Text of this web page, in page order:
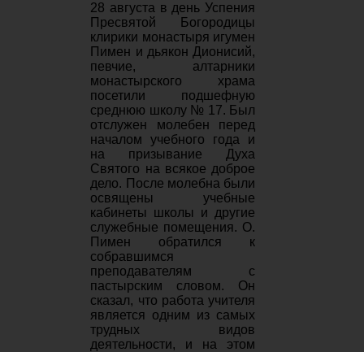
28 августа в день Успения
Пресвятой Богородицы
клирики монастыря игумен
Пимен и дьякон Дионисий,
певчие, алтарники
монастырского храма
посетили подшефную
среднюю школу № 17. Был
отслужен молебен перед
началом учебного года и
на призывание Духа
Святого на всякое доброе
дело. После молебна были
освящены учебные
кабинеты школы и другие
служебные помещения. О.
Пимен обратился к
собравшимся
преподавателям с
пастырским словом. Он
сказал, что работа учителя
является одним из самых
трудных видов
деятельности, и на этом